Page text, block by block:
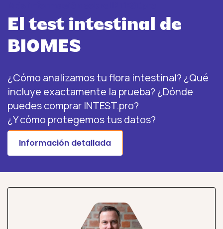
El test intestinal de
BIOMES
¿Cómo analizamos tu flora intestinal? ¿Qué
incluye exactamente la prueba? ¿Dónde
puedes comprar INTEST.pro?
¿Y cómo protegemos tus datos?
Información detallada